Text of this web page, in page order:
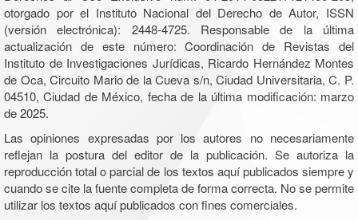
otorgado por el Instituto Nacional del Derecho de Autor, ISSN
(versión electrónica): 2448-4725. Responsable de la última
actualización de este número: Coordinación de Revistas del
Instituto de Investigaciones Jurídicas, Ricardo Hernández Montes
de Oca, Circuito Mario de la Cueva s/n, Ciudad Universitaria, C. P.
04510, Ciudad de México, fecha de la última modificación: marzo
de 2025.
Las opiniones expresadas por los autores no necesariamente
reflejan la postura del editor de la publicación. Se autoriza la
reproducción total o parcial de los textos aquí publicados siempre y
cuando se cite la fuente completa de forma correcta. No se permite
utilizar los textos aquí publicados con fines comerciales.